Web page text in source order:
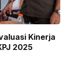
Kinerja
2025